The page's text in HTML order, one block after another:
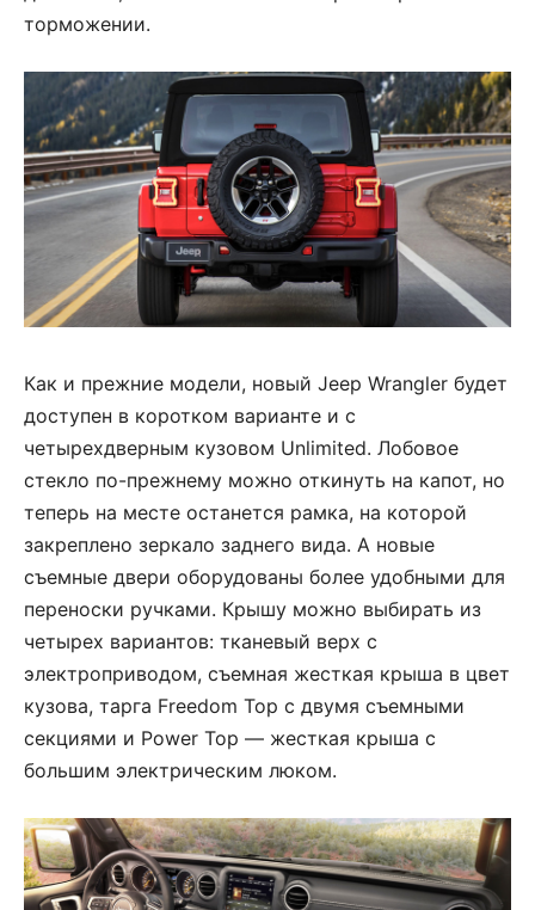
торможении.
Как и прежние модели, новый Jeep Wrangler будет
доступен в коротком варианте и с
четырехдверным кузовом Unlimited. Лобовое
стекло по-прежнему можно откинуть на капот, но
теперь на месте останется рамка, на которой
закреплено зеркало заднего вида. А новые
съемные двери оборудованы более удобными для
переноски ручками. Крышу можно выбирать из
четырех вариантов: тканевый верх с
электроприводом, съемная жесткая крыша в цвет
кузова, тарга Freedom Top с двумя съемными
секциями и Power Top — жесткая крыша с
большим электрическим люком.